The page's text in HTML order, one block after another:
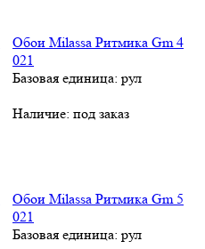
Обои Milassa Ритмика Gm 4
021
Базовая единица: рул
Наличие: под заказ
Обои Milassa Ритмика Gm 5
021
Базовая единица: рул